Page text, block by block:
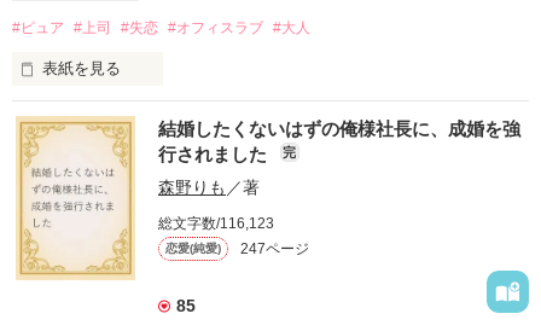
＊以前、公開していた話の改稿版です＊
作品を読む
クビを覚悟するも、王妃から言い渡されたのは
”レオナール王子の女官をしてくれないか”
というまさかの依頼！
王妃の息子であり、この国の第二王子であるレオナール。
実は彼はかなり偏食＆小食家だったのだ！
アイリーンは「小食王子のお食事係」として奮闘することにな
り…。
小食王子×食いしん坊女官が繰り広げる
おいしい異世界ファンタジー！
#ピュア #上司 #失恋 #オフィスラブ #大人
表紙を見る
*.:･.｡**.:･.｡**.:･.｡*
2015.1.9
文庫化に伴い
限定公開となりました
*.:･.｡**.:･.｡**.:･.｡*
会社は仕事をするところです
―――――――――――――
結婚したくないはずの俺様社長に、成婚を強
行されました
完
森野りも ／著
総文字数/116,123
恋愛(純愛) 247ページ
85